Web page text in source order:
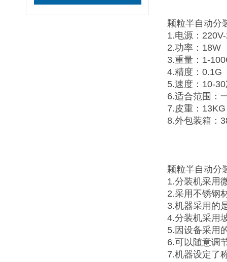
颗粒半自动分
1.电源：
2.功率：18W
3.重量：1-
4.精度：0.1G
5.速度：10-
6.适合范围：
7.皮重：13KG
8.外包装箱：
颗粒半自动分
1.分装机采用
2.采用不锈钢
3.机器采用的
4.分装机采用
5.因设备采用
6.可以随意调
7.机器设定了